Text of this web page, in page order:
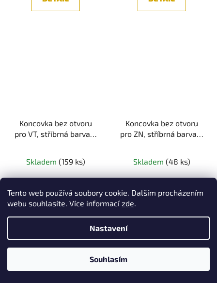
Tento web používá soubory cookie. Dalším procházením
webu souhlasíte. Více informacízde.
Nastavení
Souhlasím
Koncovka bez otvoru
pro VT, stříbrná barva, 1
Skladem (159 ks)
8,47 Kč
Koncovka bez otvoru
pro ZN, stříbrná barva, 1
Skladem (48 ks)
15,97 Kč